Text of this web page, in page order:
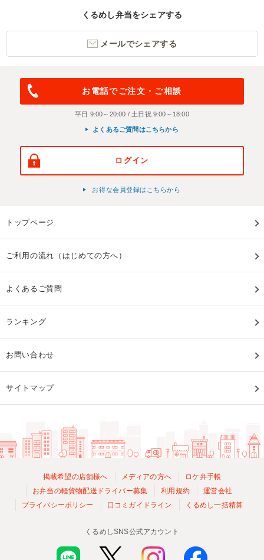
くるめし弁当をシェアする
メールでシェアする
お電話でご注文・ご相談
平日 9:00～20:00 / 土日祝 9:00～18:00
よくあるご質問はこちらから
ログイン
お得な会員登録はこちらから
トップページ
ご利用の流れ（はじめての方へ）
よくあるご質問
ランキング
お問い合わせ
サイトマップ
掲載希望の店舗様へ メディアの方へ
ロケ弁手帳
お弁当の軽貨物配送ドライバー募集
利用規約
運営会社
プライバシーポリシー
口コミガイドライン くるめし一括精算
くるめしSNS公式アカウント